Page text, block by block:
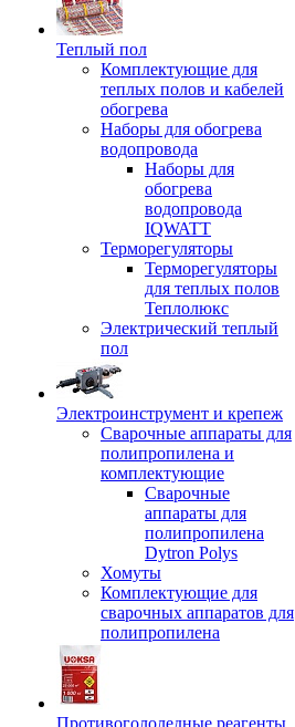
Теплый пол
Комплектующие для
теплых полов и кабелей
обогрева
Наборы для обогрева
водопровода
Наборы для
обогрева
водопровода
IQWATT
Терморегуляторы
Терморегуляторы
для теплых полов
Теплолюкс
Электрический теплый
пол
Электроинструмент и крепеж
Сварочные аппараты для
полипропилена и
комплектующие
Сварочные
аппараты для
полипропилена
Dytron Polys
Хомуты
Комплектующие для
сварочных аппаратов для
полипропилена